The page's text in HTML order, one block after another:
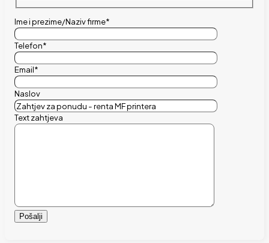
Ime i prezime/Naziv firme*
Telefon*
Email*
Naslov
Text zahtjeva